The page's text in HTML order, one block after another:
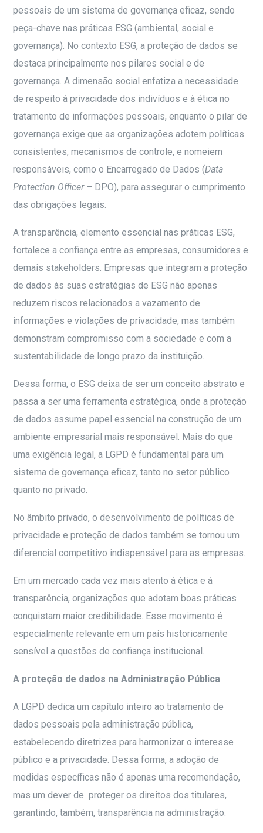
pessoais de um sistema de governança eficaz, sendo
peça-chave nas práticas ESG (ambiental, social e
governança). No contexto ESG, a proteção de dados se
destaca principalmente nos pilares social e de
governança. A dimensão social enfatiza a necessidade
de respeito à privacidade dos indivíduos e à ética no
tratamento de informações pessoais, enquanto o pilar de
governança exige que as organizações adotem políticas
consistentes, mecanismos de controle, e nomeiem
responsáveis, como o Encarregado de Dados (Data
Protection Officer – DPO), para assegurar o cumprimento
das obrigações legais.
A transparência, elemento essencial nas práticas ESG,
fortalece a confiança entre as empresas, consumidores e
demais stakeholders. Empresas que integram a proteção
de dados às suas estratégias de ESG não apenas
reduzem riscos relacionados a vazamento de
informações e violações de privacidade, mas também
demonstram compromisso com a sociedade e com a
sustentabilidade de longo prazo da instituição.
Dessa forma, o ESG deixa de ser um conceito abstrato e
passa a ser uma ferramenta estratégica, onde a proteção
de dados assume papel essencial na construção de um
ambiente empresarial mais responsável. Mais do que
uma exigência legal, a LGPD é fundamental para um
sistema de governança eficaz, tanto no setor público
quanto no privado.
No âmbito privado, o desenvolvimento de políticas de
privacidade e proteção de dados também se tornou um
diferencial competitivo indispensável para as empresas.
Em um mercado cada vez mais atento à ética e à
transparência, organizações que adotam boas práticas
conquistam maior credibilidade. Esse movimento é
especialmente relevante em um país historicamente
sensível a questões de confiança institucional.
A proteção de dados na Administração Pública
A LGPD dedica um capítulo inteiro ao tratamento de
dados pessoais pela administração pública,
estabelecendo diretrizes para harmonizar o interesse
público e a privacidade. Dessa forma, a adoção de
medidas específicas não é apenas uma recomendação,
mas um dever de proteger os direitos dos titulares,
garantindo, também, transparência na administração.